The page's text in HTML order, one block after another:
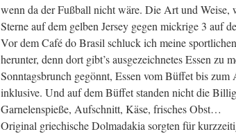
wenn da der Fußball nicht wäre. Die Art und Weise,
Sterne auf dem gelben Jersey gegen mickrige 3 auf
Vor dem Café do Brasil schluck ich meine
herunter, denn dort gibt’s ausgezeichnetes Essen zu
Sonntagsbrunch gegönnt, Essen vom Büffet bis
inklusive. Und auf dem Büffet standen nicht die
Garnelenspieße, Aufschnitt, Käse, frisches Obst…
Original griechische Dolmadakia sorgten für